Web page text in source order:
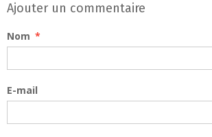
Ajouter un commentaire
Nom
E-mail